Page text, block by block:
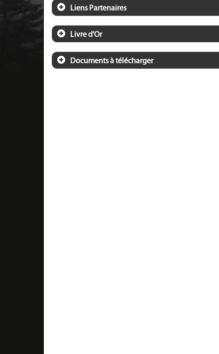
Liens Partenaires
Livre d'Or
Documents à télécharger